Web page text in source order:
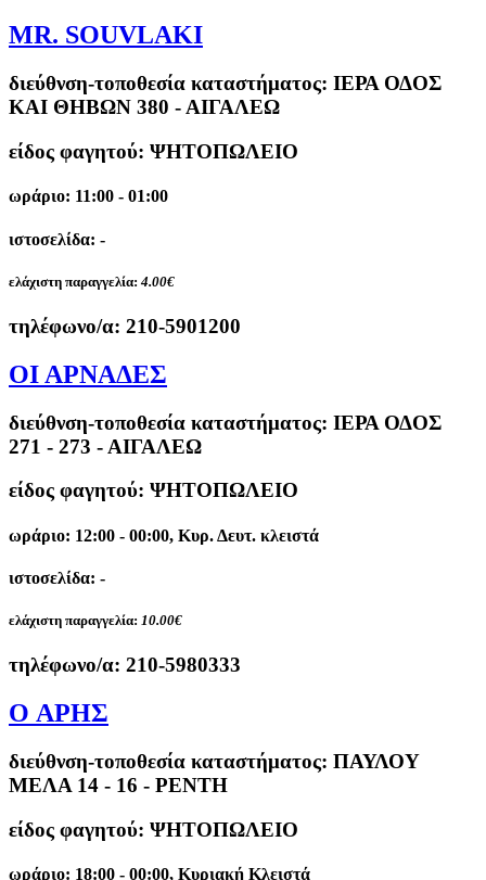
MR. SOUVLAKI
διεύθνση-τοποθεσία καταστήματος: ΙΕΡΑ ΟΔΟΣ
ΚΑΙ ΘΗΒΩΝ 380 - ΑΙΓΑΛΕΩ
είδος φαγητού: ΨΗΤΟΠΩΛΕΙΟ
ωράριο: 11:00 - 01:00
ιστοσελίδα: -
ελάχιστη παραγγελία: 4.00€
τηλέφωνο/α: 210-5901200
ΟΙ ΑΡΝΑΔΕΣ
διεύθνση-τοποθεσία καταστήματος: ΙΕΡΑ ΟΔΟΣ
271 - 273 - ΑΙΓΑΛΕΩ
είδος φαγητού: ΨΗΤΟΠΩΛΕΙΟ
ωράριο: 12:00 - 00:00, Κυρ. Δευτ. κλειστά
ιστοσελίδα: -
ελάχιστη παραγγελία: 10.00€
τηλέφωνο/α: 210-5980333
O ΑΡΗΣ
διεύθνση-τοποθεσία καταστήματος: ΠΑΥΛΟΥ
ΜΕΛΑ 14 - 16 - ΡΕΝΤΗ
είδος φαγητού: ΨΗΤΟΠΩΛΕΙΟ
ωράριο: 18:00 - 00:00, Κυριακή Κλειστά